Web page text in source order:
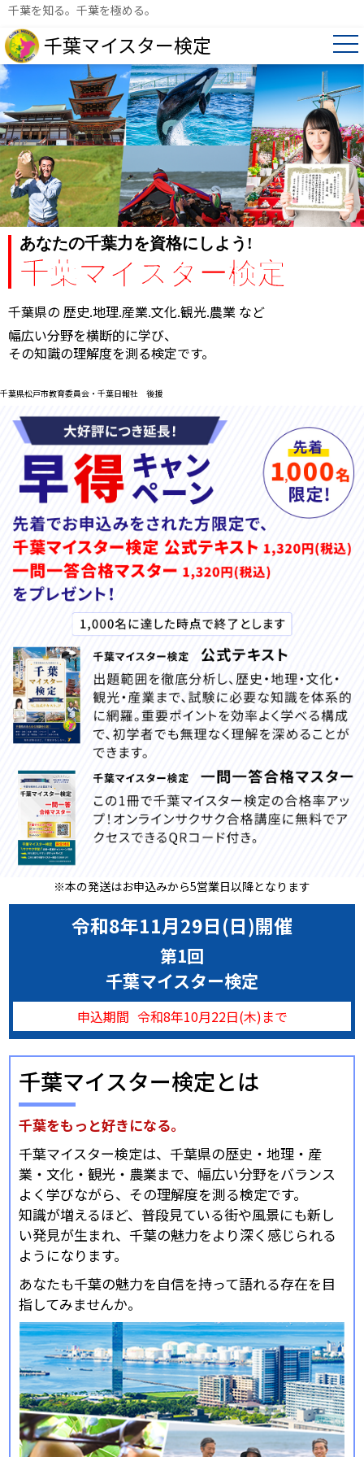
千葉を知る。千葉を極める。
千葉マイスター検定
あなたの千葉力を資格にしよう!
千葉マイスター検定
千葉県の 歴史.地理.産業.文化.観光.農業 など
幅広い分野を横断的に学び、
その知識の理解度を測る検定です。
千葉県松戸市教育委員会・千葉日報社 後援
※本の発送はお申込みから5営業日以降となります
令和8年11月29日(日)開催
第1回
千葉マイスター検定
申込期間 令和8年10月22日(木)まで
千葉マイスター検定とは
千葉をもっと好きになる。
千葉マイスター検定は、千葉県の歴史・地理・産
業・文化・観光・農業まで、幅広い分野をバランス
よく学びながら、その理解度を測る検定です。
知識が増えるほど、普段見ている街や風景にも新し
い発見が生まれ、千葉の魅力をより深く感じられる
ようになります。
あなたも千葉の魅力を自信を持って語れる存在を目
指してみませんか。